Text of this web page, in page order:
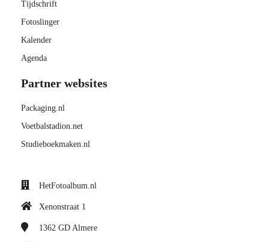
Tijdschrift
Fotoslinger
Kalender
Agenda
Partner websites
Packaging.nl
Voetbalstadion.net
Studieboekmaken.nl
HetFotoalbum.nl
Xenonstraat 1
1362 GD Almere